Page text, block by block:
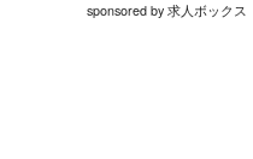
sponsored by 求人ボックス